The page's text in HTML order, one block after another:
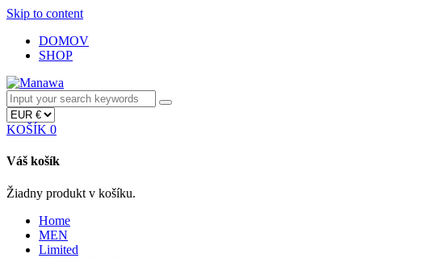
Skip to content
DOMOV
SHOP
KOŠÍK 0
Váš košík
Žiadny produkt v košíku.
Home
MEN
Limited